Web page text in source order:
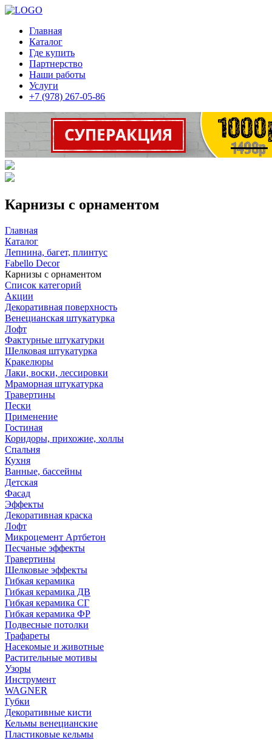
Главная
Каталог
Где купить
Партнерство
Наши работы
Услуги
+7 (978) 267-05-86
Карнизы с орнаментом
Главная
Каталог
Лепнина, багет, плинтус
Fabello Decor
Карнизы с орнаментом
Список категорий
Акции
Декоративная поверхность
Венецианская штукатурка
Лофт
Фактурные штукатурки
Шелковая штукатурка
Кракелюры
Лаки, воски, лессировки
Мраморная штукатурка
Травертины
Пески
Применение
Гостиная
Коридоры, прихожие, холлы
Спальня
Кухня
Ванные, бассейны
Детская
Фасад
Эффекты
Декоративная краска
Лофт
Микроцемент Артбетон
Песчаные эффекты
Травертины
Шелковые эффекты
Гибкая керамика
Гибкая керамика ДВ
Гибкая керамика СГ
Гибкая керамика ФР
Подвесные потолки
Трафареты
Насекомые и животные
Растительные мотивы
Узоры
Инструмент
WAGNER
Губки
Декоративные кисти
Кельмы венецианские
Пластиковые кельмы